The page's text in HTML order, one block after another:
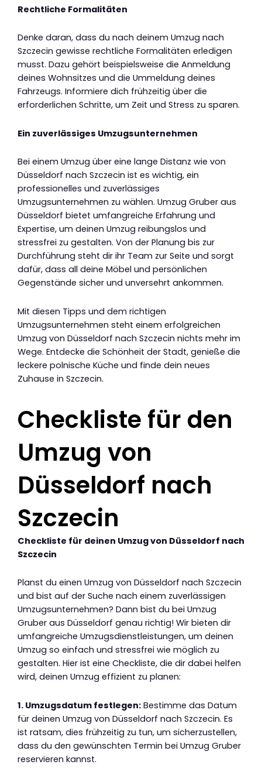
Rechtliche Formalitäten
Denke daran, dass du nach deinem Umzug nach
Szczecin gewisse rechtliche Formalitäten erledigen
musst. Dazu gehört beispielsweise die Anmeldung
deines Wohnsitzes und die Ummeldung deines
Fahrzeugs. Informiere dich frühzeitig über die
erforderlichen Schritte, um Zeit und Stress zu sparen.
Ein zuverlässiges Umzugsunternehmen
Bei einem Umzug über eine lange Distanz wie von
Düsseldorf nach Szczecin ist es wichtig, ein
professionelles und zuverlässiges
Umzugsunternehmen zu wählen. Umzug Gruber aus
Düsseldorf bietet umfangreiche Erfahrung und
Expertise, um deinen Umzug reibungslos und
stressfrei zu gestalten. Von der Planung bis zur
Durchführung steht dir ihr Team zur Seite und sorgt
dafür, dass all deine Möbel und persönlichen
Gegenstände sicher und unversehrt ankommen.
Mit diesen Tipps und dem richtigen
Umzugsunternehmen steht einem erfolgreichen
Umzug von Düsseldorf nach Szczecin nichts mehr im
Wege. Entdecke die Schönheit der Stadt, genieße die
leckere polnische Küche und finde dein neues
Zuhause in Szczecin.
Checkliste für den
Umzug von
Düsseldorf nach
Szczecin
Checkliste für deinen Umzug von Düsseldorf nach
Szczecin
Planst du einen Umzug von Düsseldorf nach Szczecin
und bist auf der Suche nach einem zuverlässigen
Umzugsunternehmen? Dann bist du bei Umzug
Gruber aus Düsseldorf genau richtig! Wir bieten dir
umfangreiche Umzugsdienstleistungen, um deinen
Umzug so einfach und stressfrei wie möglich zu
gestalten. Hier ist eine Checkliste, die dir dabei helfen
wird, deinen Umzug effizient zu planen:
1. Umzugsdatum festlegen: Bestimme das Datum
für deinen Umzug von Düsseldorf nach Szczecin. Es
ist ratsam, dies frühzeitig zu tun, um sicherzustellen,
dass du den gewünschten Termin bei Umzug Gruber
reservieren kannst.